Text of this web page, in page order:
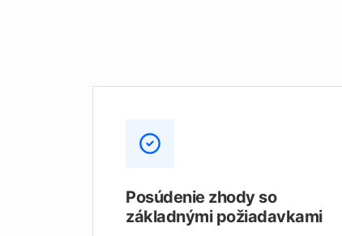
Posúdenie zhody so
základnými požiadavkami